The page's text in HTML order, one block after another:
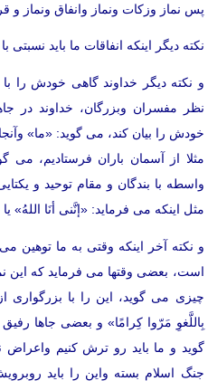
پس نماز وزکات ونماز وانفاق ونماز و
نکته دیگر اینکه انفاقات ما باید
و نکته دیگر خداوند گاهی خودش را
نظر مفسران وبزرگان، خداوند در
خودش را بیان کند، می گوید: «ما»
مثلا از آسمان باران فرستادیم، می
واسطه با بندگان و مقام توحید و
مثل اینکه می فرماید: «إنَّنی أنَا اللهُ»
و نکته آخر اینکه وقتی به ما توهین
است، بعضی وقتها می فرماید که این
چیزی می گوید، این را با بزرگواری
بِاللَّغوِ مَرّوا کِرامًا» و بعضی جاها
گوید و ما باید رو ترش کنیم
جنگ اسلام بسته واین را باید